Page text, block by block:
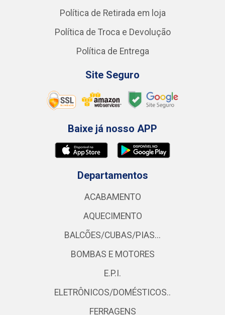
Política de Retirada em loja
Política de Troca e Devolução
Política de Entrega
Site Seguro
Baixe já nosso APP
Departamentos
ACABAMENTO
AQUECIMENTO
BALCÕES/CUBAS/PIAS...
BOMBAS E MOTORES
E.P.I.
ELETRÔNICOS/DOMÉSTICOS..
FERRAGENS